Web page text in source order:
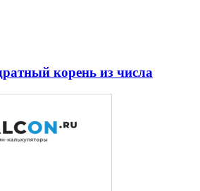
корень из числа